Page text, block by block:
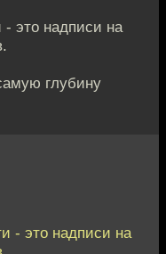
- это надписи на
глубину
- это надписи на